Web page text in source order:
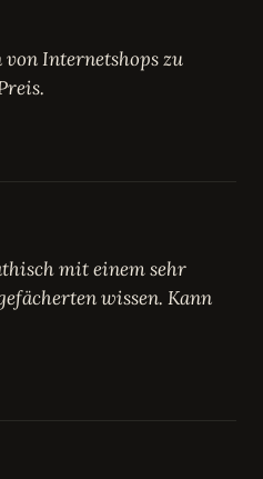
Internetshops zu
mit einem sehr
wissen. Kann